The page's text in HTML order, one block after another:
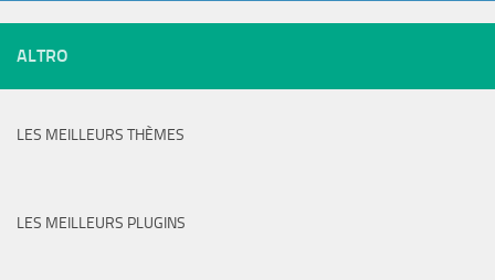
ALTRO
LES MEILLEURS THÈMES
LES MEILLEURS PLUGINS